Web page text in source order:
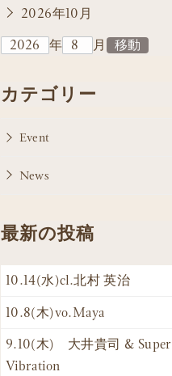
2026年10月
年
月
カテゴリー
Event
News
最新の投稿
10.14(水)cl.北村 英治
10.8(木)vo.Maya
9.10(木) 大井貴司 & Super
Vibration